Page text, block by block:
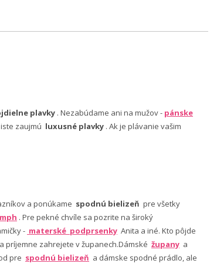
plavky . Nezabúdame ani na mužov - pánske
zaujmú luxusné plavky . Ak je plávanie vašim
a ponúkame spodnú bielizeň pre všetky
. Pre pekné chvíle sa pozrite na široký
- materské podprsenky Anita a iné. Kto pôjde
príjemne zahrejete v županech.Dámské župany a
pre spodnú bielizeň a dámske spodné prádlo, ale